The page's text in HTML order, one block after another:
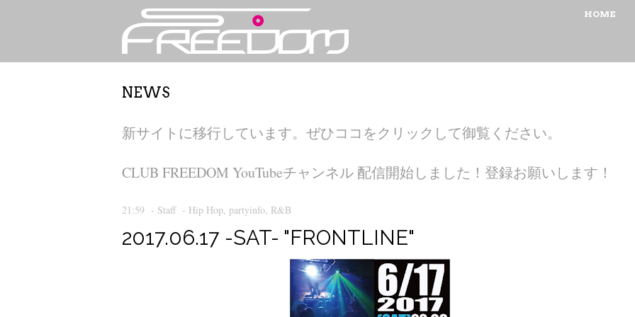
MENU
SKIP TO
HOME
NEWS
新サイトに移行しています。ぜひココをクリックして御覧ください。
CLUB FREEDOM YouTubeチャンネル 配信開始しました！登録お願いします！
21:59 - Staff- Hip Hop, partyinfo, R&B
2017.06.17 -SAT- "FRONTLINE"